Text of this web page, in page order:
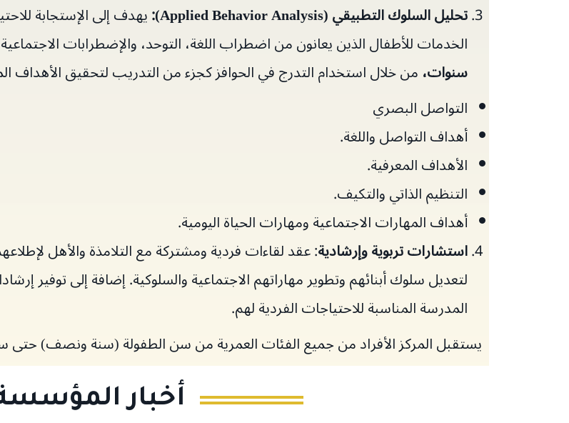
تحليل السلوك التطبيقي(
Applied Behavior Analysis
)
:يهدف إلى الإستجابة
الخدمات للأطفال الذين يعانون من اضطراب اللغة، التوحد، والإضطرابات
سنوات،من خلال استخدام التدرج في الحوافز كجزء من التدريب لتحقيق الأهداف
التواصل البصري
أهداف التواصل واللغة.
الأهداف المعرفية.
التنظيم الذاتي والتكيف.
أهداف المهارات الاجتماعية ومهارات الحياة اليومية.
استشارات تربوية وإرشادية: عقد لقاءات فردية ومشتركة مع التلامذة والأهل
لتعديل سلوك أبنائهم وتطوير مهاراتهم الاجتماعية والسلوكية. إضافة إلى توفير
المدرسة المناسبة للاحتياجات الفردية لهم.
يستقبل المركز الأفراد من جميع الفئات العمرية من سن الطفولة (سنة ونصف)
أخبار